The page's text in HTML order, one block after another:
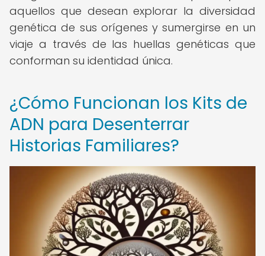
aquellos que desean explorar la diversidad
genética de sus orígenes y sumergirse en un
viaje a través de las huellas genéticas que
conforman su identidad única.
¿Cómo Funcionan los Kits de
ADN para Desenterrar
Historias Familiares?